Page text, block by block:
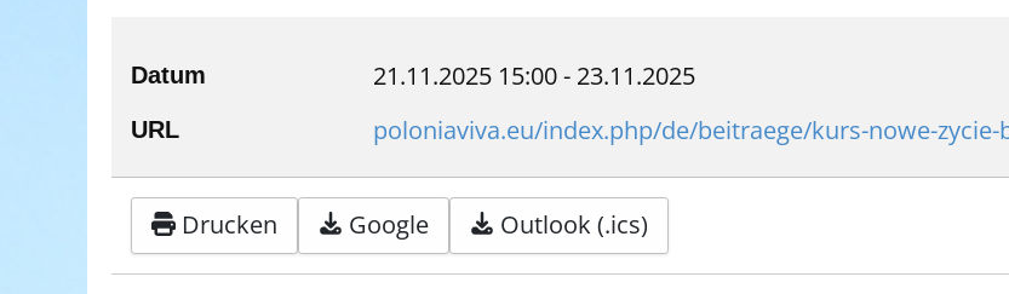
Datum 21.11.2025 15:00- 23.11.2025
URL poloniaviva.eu/index.php/de/beitraege/kurs-nowe-zycie-
Drucken Google Outlook (.ics)